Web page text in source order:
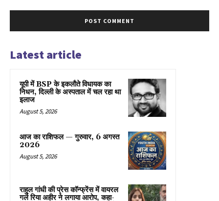
Latest article
यूपी में BSP के इकलाैते विधायक का
निधन, दिल्ली के अस्पताल में चल रहा था
इलाज
August 5, 2026
आज का राशिफल — गुरुवार, 6 अगस्त
2026
August 5, 2026
राहुल गांधी की प्रेस कॉन्फ्रेंस में वायरल
गर्ल रिया अहीर ने लगाया आरोप, कहा-